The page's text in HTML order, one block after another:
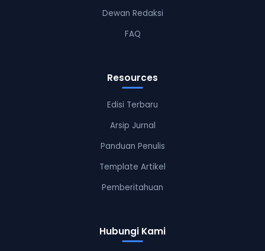
Dewan Redaksi
FAQ
Resources
Edisi Terbaru
Arsip Jurnal
Panduan Penulis
Template Artikel
Pemberitahuan
Hubungi Kami